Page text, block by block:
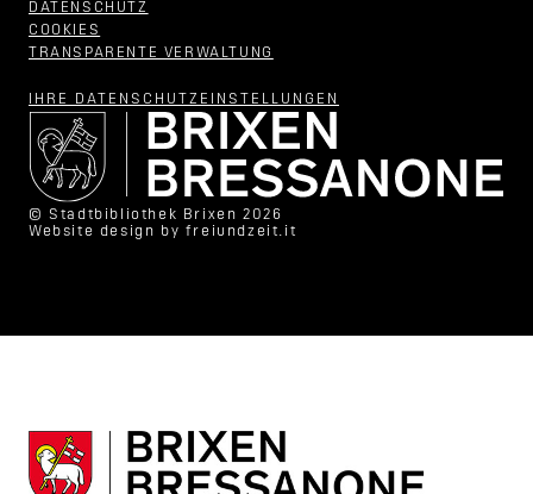
DATENSCHUTZ
COOKIES
TRANSPARENTE VERWALTUNG
IHRE DATENSCHUTZ­EINSTELLUNGEN
© Stadtbibliothek Brixen 2026
Website design by freiundzeit.it